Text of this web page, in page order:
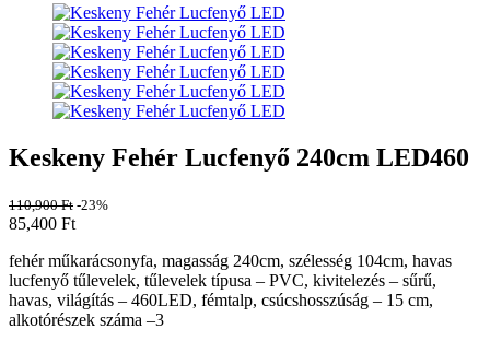
Keskeny Fehér Lucfenyő 240cm LED460
110,900Ft -23%
85,400 Ft
fehér műkarácsonyfa, magasság 240cm, szélesség 104cm, havas
lucfenyő tűlevelek, tűlevelek típusa – PVC, kivitelezés – sűrű,
havas, világítás – 460LED, fémtalp, csúcshosszúság – 15 cm,
alkotórészek száma –3